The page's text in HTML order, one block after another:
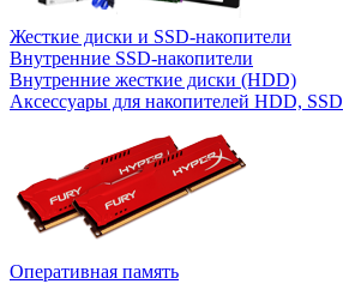
Жесткие диски и SSD-накопители
Внутренние SSD-накопители
Внутренние жесткие диски (HDD)
Аксессуары для накопителей HDD, SSD
Оперативная память